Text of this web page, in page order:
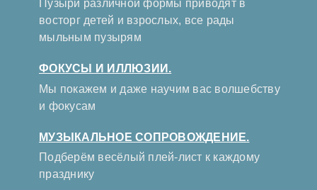
Пузыри различной формы приводят в
восторг детей и взрослых, все рады
мыльным пузырям
ФОКУСЫ И ИЛЛЮЗИИ.
Мы покажем и даже научим вас волшебству
и фокусам
МУЗЫКАЛЬНОЕ СОПРОВОЖДЕНИЕ.
Подберём весёлый плей-лист к каждому
празднику